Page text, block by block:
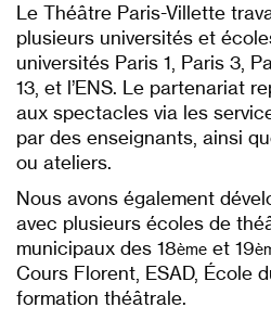
Le Théâtre Paris-Villette
plusieurs universités et
universités Paris 1, Paris 3,
13, et l’ENS. Le partenariat
aux spectacles via les
par des enseignants, ainsi
ou ateliers.
Nous avons également
avec plusieurs écoles de
municipaux des 18ème et 19
Cours Florent, ESAD, École
formation théâtrale.